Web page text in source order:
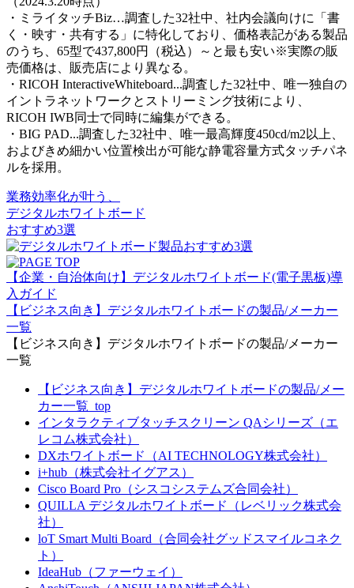
・ミライタッチBiz…調査した32社中、社内会議向けに「書
く・映す・共有する」に特化しており、価格表記がある製品
のうち、65型で437,800円（税込）～と最も安い※実際の販
売価格は、販売店により異なる。
・RICOH InteractiveWhiteboard...調査した32社中、唯一独自の
イントラネットワークとストリーミング技術により、
RICOH IWB同士で同時に編集ができる。
・BIG PAD...調査した32社中、唯一最高輝度450cd/m2以上、
およびきめ細かい位置検出が可能な静電容量方式タッチパネ
ルを採用。
業務効率化が叶う、
デジタルホワイトボード
おすすめ3選
【企業・自治体向け】デジタルホワイトボード(電子黒板)導
入ガイド
【ビジネス向き】デジタルホワイトボードの製品/メーカー
一覧
【ビジネス向き】デジタルホワイトボードの製品/メーカー
一覧
【ビジネス向き】デジタルホワイトボードの製品/メー
カー一覧_top
インタラクティブタッチスクリーン QAシリーズ（エ
レコム株式会社）
DXホワイトボード（AI TECHNOLOGY株式会社）
i+hub（株式会社イグアス）
Cisco Board Pro（シスコシステムズ合同会社）
QUILLA デジタルホワイトボード（レベリック株式会
社）
loT Smart Multi Board（合同会社グッドスマイルコネク
ト）
IdeaHub（ファーウェイ）